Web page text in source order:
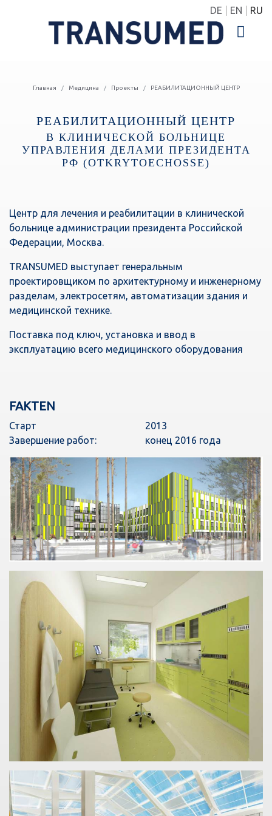
DE EN RU
Главная Медицина Проекты РЕАБИЛИТАЦИОННЫЙ ЦЕНТР
РЕАБИЛИТАЦИОННЫЙ ЦЕНТР
В КЛИНИЧЕСКОЙ БОЛЬНИЦЕ
УПРАВЛЕНИЯ ДЕЛАМИ ПРЕЗИДЕНТА
РФ (OTKRYTOECHOSSE)
Центр для лечения и реабилитации в клинической
больнице администрации президента Российской
Федерации, Москва.
TRANSUMED выступает генеральным
проектировщиком по архитектурному и инженерному
разделам, электросетям, автоматизации здания и
медицинской технике.
Поставка под ключ, установка и ввод в
эксплуатацию всего медицинского оборудования
FAKTEN
Старт
2013
Завершение работ:
конец 2016 года